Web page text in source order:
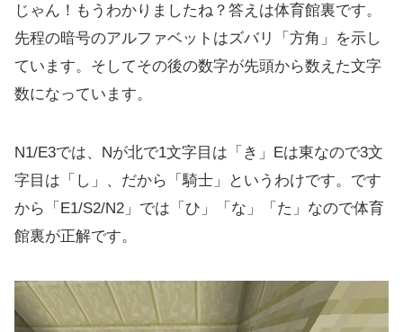
じゃん！もうわかりましたね？答えは体育館裏です。
先程の暗号のアルファベットはズバリ「方角」を示し
ています。そしてその後の数字が先頭から数えた文字
数になっています。
N1/E3では、Nが北で1文字目は「き」Eは東なので3文
字目は「し」、だから「騎士」というわけです。です
から「E1/S2/N2」では「ひ」「な」「た」なので体育
館裏が正解です。